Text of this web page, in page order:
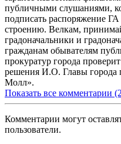
публичными слушаниями,
подписать распоряжение
строению. Велкам,
градоначальники и
гражданам обывателям
прокуратур города
решения И.О. Главы города
Молл».
Показать все комментарии
Комментарии могут
пользователи.